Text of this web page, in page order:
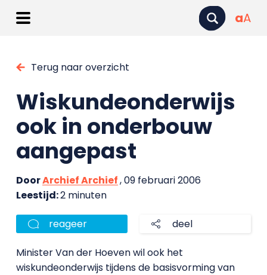
aA
Terug naar overzicht
Wiskundeonderwijs
ook in onderbouw
aangepast
DoorArchief Archief, 09 februari 2006
Leestijd:2 minuten
reageer deel
Minister Van der Hoeven wil ook het
wiskundeonderwijs tijdens de basisvorming van